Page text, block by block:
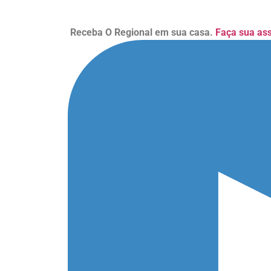
Receba O Regional em sua casa. Faça sua